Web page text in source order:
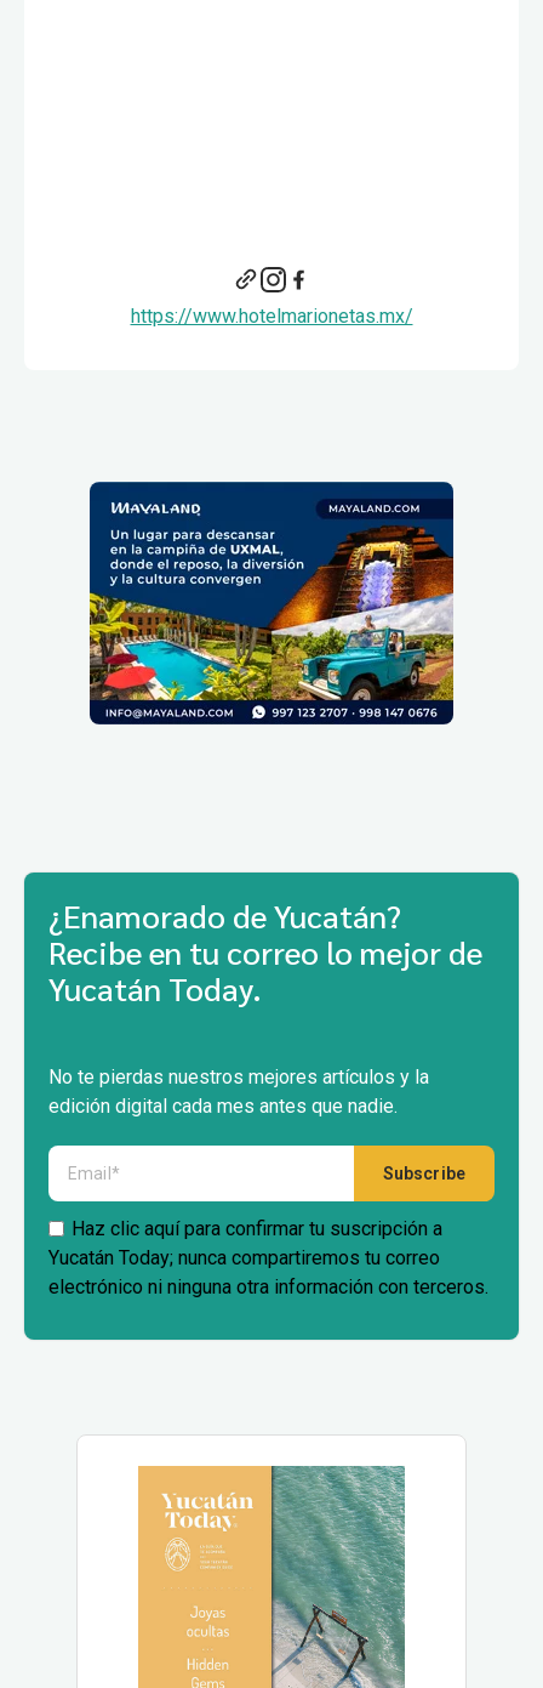
https://www.hotelmarionetas.mx/
¿Enamorado de Yucatán?
Recibe en tu correo lo mejor de
Yucatán Today.
No te pierdas nuestros mejores artículos y la
edición digital cada mes antes que nadie.
Haz clic aquí para confirmar tu suscripción a
Yucatán Today; nunca compartiremos tu correo
electrónico ni ninguna otra información con terceros.